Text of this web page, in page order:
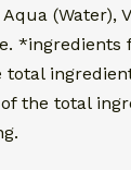
(Water),
*ingredients
total
the total